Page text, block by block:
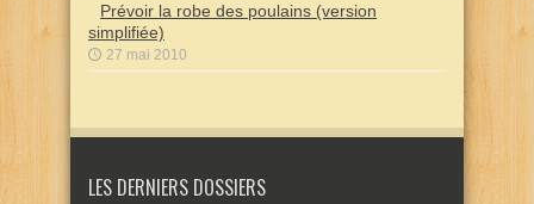
Prévoir la robe des poulains (version
simplifiée)
27 mai 2010
LES DERNIERS DOSSIERS